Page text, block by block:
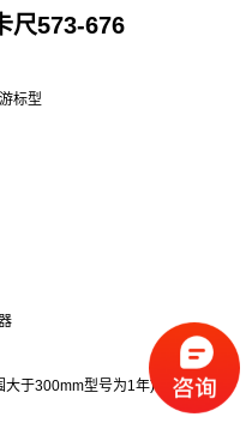
尺573-676
标型
大于300mm型号为1年)